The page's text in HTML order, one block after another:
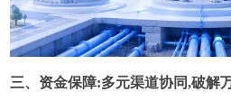
三、资金保障:多元渠道协同,破解